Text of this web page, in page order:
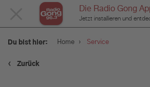
Die Radio Gong
Jetzt installieren und
Du bist hier: Home › Service
‹ Zurück